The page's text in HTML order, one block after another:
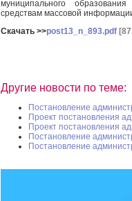
муниципального
средствам массовой
Скачать >>post13_n_893.pdf
Другие новости по теме:
Постановление
Проект постановления
Проект постановления
Постановление
Постановление